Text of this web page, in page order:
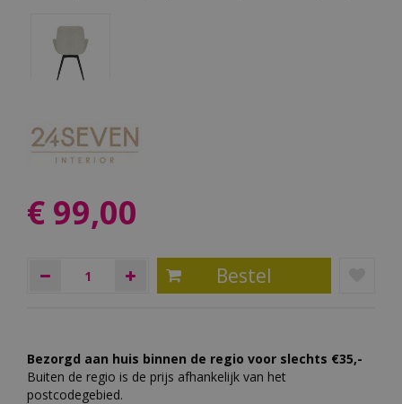
€ 99,00
Bezorgd aan huis binnen de regio voor slechts €35,-
Buiten de regio is de prijs afhankelijk van het
postcodegebied.